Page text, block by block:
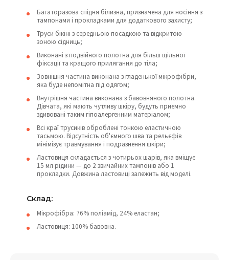
Багаторазова спідня білизна, призначена для носіння з
тампонами і прокладками для додаткового захисту;
Труси бікіні з середньою посадкою та відкритою
зоною сідниць;
Виконані з подвійного полотна для більш щільної
фіксації та кращого прилягання до тіла;
Зовнішня частина виконана з гладенької мікрофібри,
яка буде непомітна під одягом;
Внутрішня частина виконана з бавовняного полотна.
Дівчата, які мають чутливу шкіру, будуть приємно
здивовані таким гіпоалергенним матеріалом;
Всі краї трусиків оброблені тонкою еластичною
тасьмою. Відсутність об'ємного шва та рельєфів
мінімізує травмування і подразнення шкіри;
Ластовиця складається з чотирьох шарів, яка вміщує
15 мл рідини — до 2 звичайних тампонів або 1
прокладки. Довжина ластовиці залежить від моделі.
Склад:
Мікрофібра: 76% поліамід, 24% еластан;
Ластовиця: 100% бавовна.